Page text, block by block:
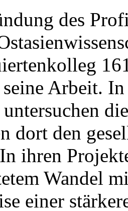
des
Arbeit.
dort den
ihren
Wandel
einer